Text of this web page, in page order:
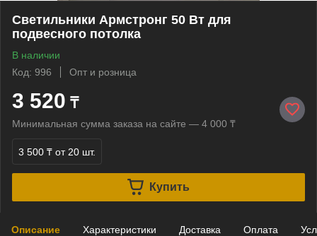
Светильники Армстронг 50 Вт для
подвесного потолка
В наличии
Код: 996
Опт и розница
3 520 ₸
Минимальная сумма заказа на сайте — 4 000 ₸
3 500 ₸ от 20 шт.
Купить
Описание Характеристики Доставка Оплата